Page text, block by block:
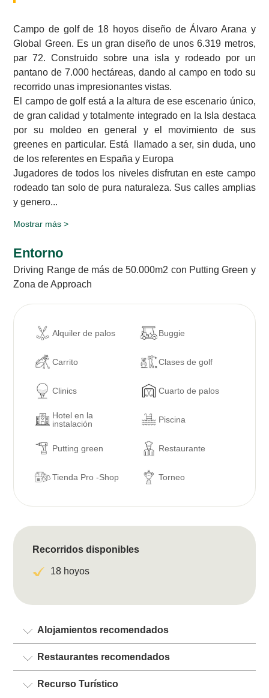
Campo de golf de 18 hoyos diseño de Álvaro Arana y
Global Green. Es un gran diseño de unos 6.319 metros,
par 72. Construido sobre una isla y rodeado por un
pantano de 7.000 hectáreas, dando al campo en todo su
recorrido unas impresionantes vistas.
El campo de golf está a la altura de ese escenario único,
de gran calidad y totalmente integrado en la Isla destaca
por su moldeo en general y el movimiento de sus
greenes en particular. Está llamado a ser, sin duda, uno
de los referentes en España y Europa
Jugadores de todos los niveles disfrutan en este campo
rodeado tan solo de pura naturaleza. Sus calles amplias
y genero...
Mostrar más >
Entorno
Driving Range de más de 50.000m2 con Putting Green y
Zona de Approach
Alquiler de palos Buggie
Carrito Clases de golf
Clinics Cuarto de palos
Hotel en la
instalación
Piscina
Putting green Restaurante
Tienda Pro -Shop Torneo
Recorridos disponibles
18 hoyos
Alojamientos recomendados
Restaurantes recomendados
Recurso Turístico